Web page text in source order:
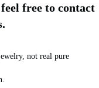
free to contact
not real pure